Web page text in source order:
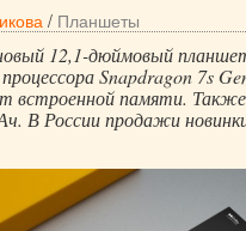
/ Планшеты
12,1-дюймовый
Snapdragon 7s
встроенной памяти.
В России продажи